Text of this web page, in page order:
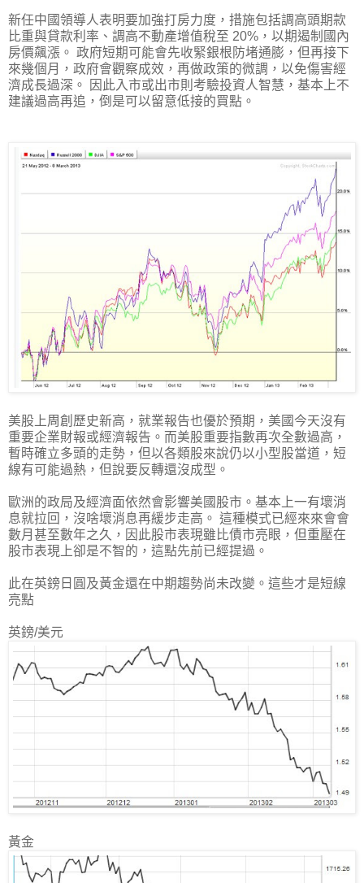
新任中國領導人表明要加強打房力度，措施包括調高頭期款
比重與貸款利率、調高不動產增值稅至 20%，以期遏制國內
房價飆漲。 政府短期可能會先收緊銀根防堵通膨，但再接下
來幾個月，政府會觀察成效，再做政策的微調，以免傷害經
濟成長過深。 因此入市或出市則考驗投資人智慧，基本上不
建議過高再追，倒是可以留意低接的買點。
美股上周創歷史新高，就業報告也優於預期，美國今天沒有
重要企業財報或經濟報告。而美股重要指數再次全數過高，
暫時確立多頭的走勢，但以各類股來說仍以小型股當道，短
線有可能過熱，但說要反轉還沒成型。
歐洲的政局及經濟面依然會影響美國股市。基本上一有壞消
息就拉回，沒啥壞消息再緩步走高。 這種模式已經來來會會
數月甚至數年之久，因此股市表現雖比債市亮眼，但重壓在
股市表現上卻是不智的，這點先前已經提過。
此在英鎊日圓及黃金還在中期趨勢尚未改變。這些才是短線
亮點
英鎊/美元
黃金